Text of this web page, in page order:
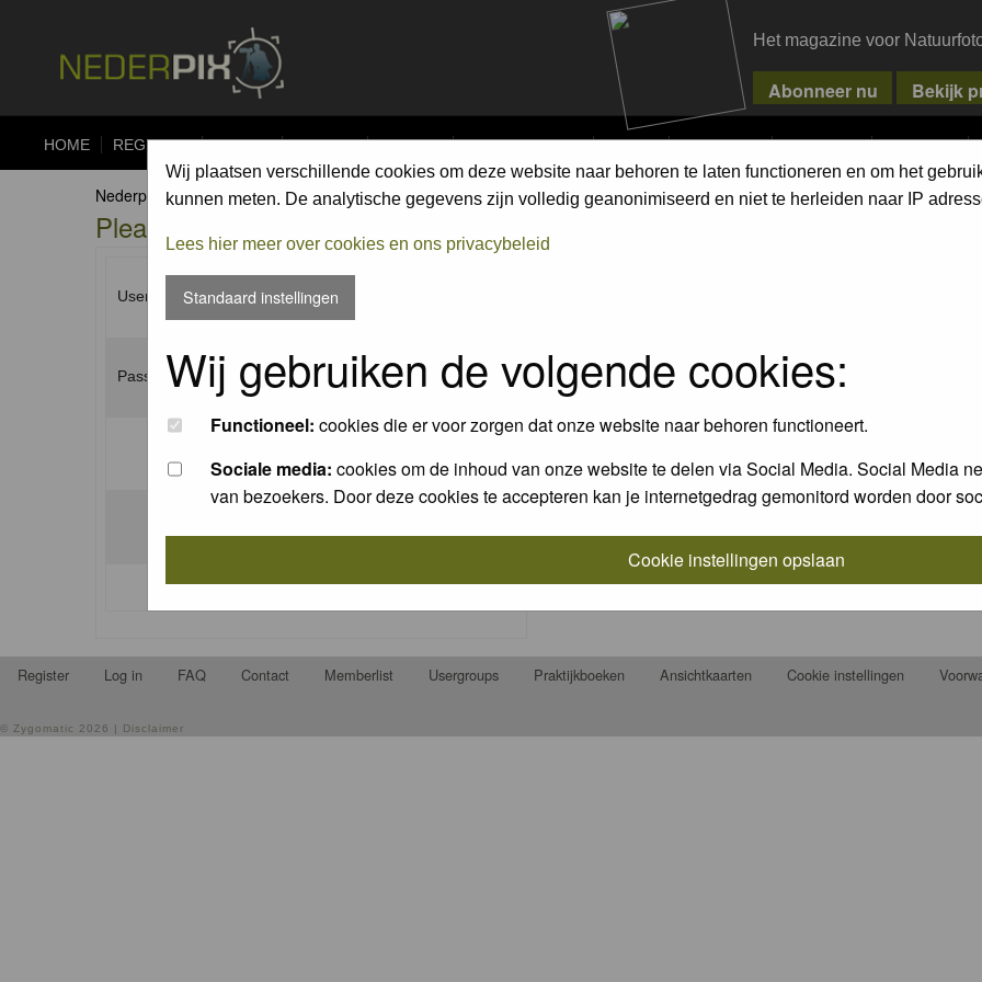
Het magazine voor
HOME REGISTER FORUM UPLOAD ALBUMS COMPETITIONS PIXPAS MAGAZINE WEBSHOP CONTACT
Wij plaatsen verschillende cookies om deze website naar behoren te laten functioneren en om het
kunnen meten. De analytische gegevens zijn volledig geanonimiseerd en niet te herleiden naar IP
Lees hier meer over cookies en ons privacybeleid
Standaard instellingen
Wij gebruiken de volgende cookies:
Functioneel: cookies die er voor zorgen dat onze website naar behoren functioneert.
Sociale media: cookies om de inhoud van onze website te delen via Social Media. Social Media
van bezoekers. Door deze cookies te accepteren kan je internetgedrag gemonitord worden door
Cookie instellingen opslaan
Nederpix.nl Forum Index
Please enter your username and password to log in.
Username:
Password:
I forgot my password
Register Log in FAQ Contact Memberlist Usergroups Praktijkboeken Ansichtkaarten Cookie instellingen
© Zygomatic 2026 | Disclaimer